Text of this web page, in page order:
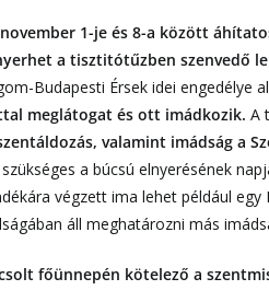
1-je és 8-a között
a tisztitótűzben szenvedő
Budapesti Érsek idei engedélye
meglátogat és ott imádkozik. A
valamint imádság a
a búcsú elnyerésének
végzett ima lehet például egy
áll meghatározni más
főünnepén kötelező a